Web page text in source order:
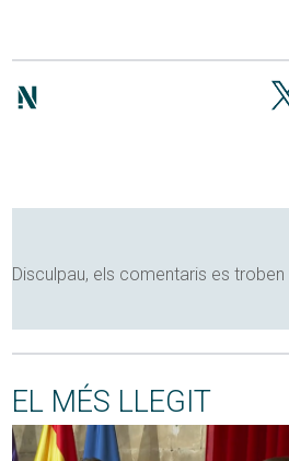
Disculpau, els comentaris es
EL MÉS LLEGIT